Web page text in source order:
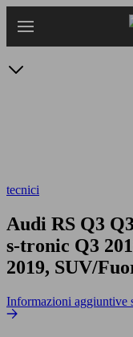
tecnici
Audi RS Q3
s-tronic Q3
2019, SUV/
Informazioni aggiuntive